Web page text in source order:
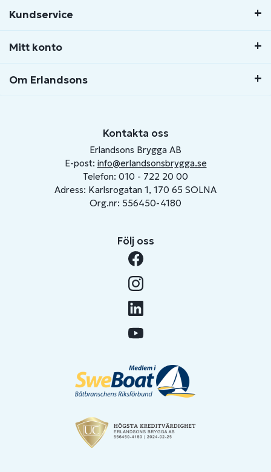
Kundservice
Mitt konto
Om Erlandsons
Kontakta oss
Erlandsons Brygga AB
E-post: info@erlandsonsbrygga.se
Telefon: 010 - 722 20 00
Adress: Karlsrogatan 1, 170 65 SOLNA
Org.nr: 556450-4180
Följ oss